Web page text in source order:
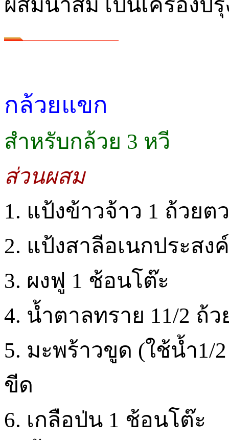
ผสมน้ำส้ม เป็นเครื่องปรุ
กล้วยแขก
สำหรับกล้วย 3 หวี
ส่วนผสม
1. แป้งข้าวจ้าว 1 ถ้วยต
2. แป้งสาลีอเนกประสง
3. ผงฟู 1 ช้อนโต๊ะ
4. น้ำตาลทราย 11/2 ถ้ว
5. มะพร้าวขูด (ใช้น้ำ1/
ขีด
6. เกลือป่น 1 ช้อนโต๊ะ